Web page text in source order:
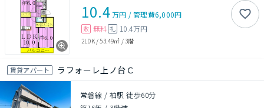
10.4万円 /管理費6,000円
敷 無料 礼 10.4万円
2LDK/53.49㎡ /3階
賃貸アパート ラフォーレ上ノ台Ｃ
常磐線 / 柏駅 徒歩60分